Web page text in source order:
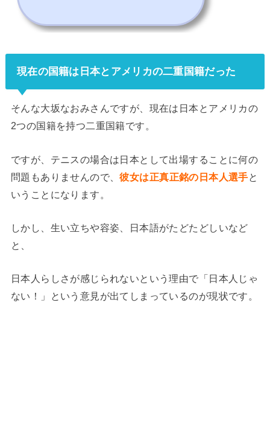
現在の国籍は日本とアメリカの二重国籍だった
そんな大坂なおみさんですが、現在は日本とアメリカの
2つの国籍を持つ二重国籍です。
ですが、テニスの場合は日本として出場することに何の
問題もありませんので、彼女は正真正銘の日本人選手と
いうことになります。
しかし、生い立ちや容姿、日本語がたどたどしいなど
と、
日本人らしさが感じられないという理由で「日本人じゃ
ない！」という意見が出てしまっているのが現状です。